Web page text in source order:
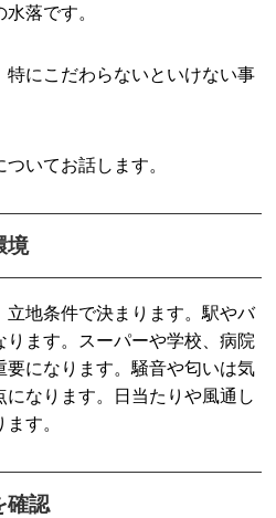
落です。
にこだわらないといけない事
いてお話します。
地条件で決まります。駅やバ
ます。スーパーや学校、病院
になります。騒音や匂いは気
なります。日当たりや風通し
す。
認